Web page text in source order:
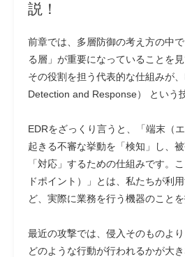
説！
前章では、多層防御の考え方の中
る層」が重要になっていることを
その役割を担う代表的な仕組みが
Detection and Response） という
EDRをざっくり言うと、「端末（
起きる不審な挙動を「検知」し、
「対応」するための仕組みです。
ドポイント）」とは、私たちが利
ど、実際に業務を行う機器のことを
最近の攻撃では、侵入そのものよ
どのような行動が行われるかが大き